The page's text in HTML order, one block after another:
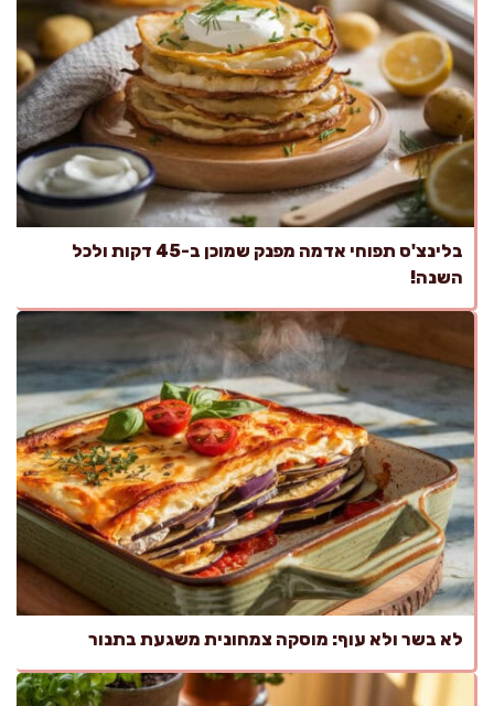
בלינצ'ס תפוחי אדמה מפנק שמוכן ב-45 דקות ולכל
השנה!
לא בשר ולא עוף: מוסקה צמחונית משגעת בתנור